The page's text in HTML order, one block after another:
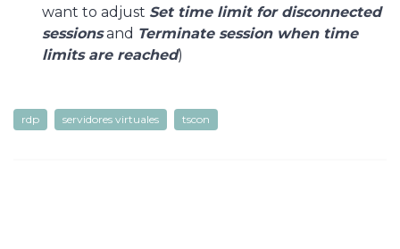
want to adjust Set time limit for disconnected
sessionsand Terminate session when time
limits are reached)
rdp servidores virtuales tscon